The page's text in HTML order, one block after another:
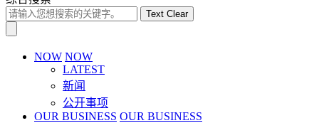
Text Clear
NOW NOW
LATEST
新闻
公开事项
OUR BUSINESS OUR BUSINESS